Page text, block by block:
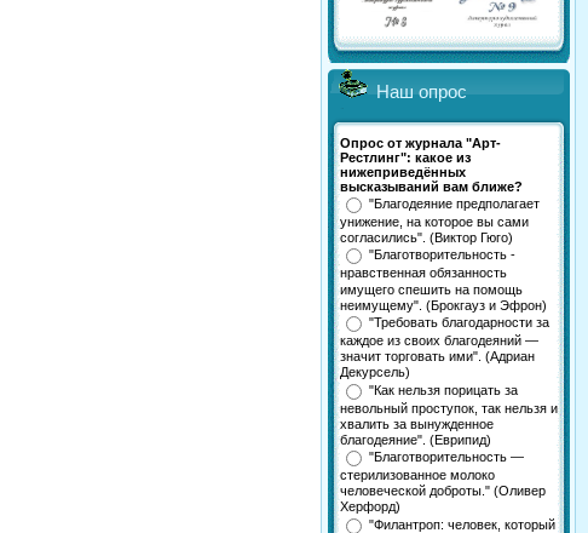
Наш опрос
Опрос от журнала "Арт-
Рестлинг": какое из
нижеприведённых
высказываний вам ближе?
"Благодеяние предполагает
унижение, на которое вы сами
согласились". (Виктор Гюго)
"Благотворительность -
нравственная обязанность
имущего спешить на помощь
неимущему". (Брокгауз и Эфрон)
"Требовать благодарности за
каждое из своих благодеяний —
значит торговать ими". (Адриан
Декурсель)
"Как нельзя порицать за
невольный проступок, так нельзя и
хвалить за вынужденное
благодеяние". (Еврипид)
"Благотворительность —
стерилизованное молоко
человеческой доброты." (Оливер
Херфорд)
"Филантроп: человек, который